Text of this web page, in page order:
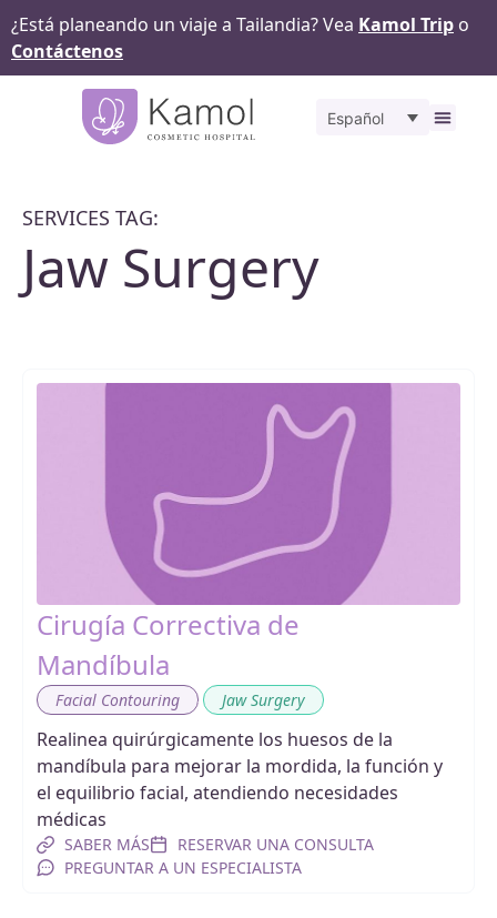
¿Está planeando un viaje a Tailandia? Vea Kamol Trip o
Contáctenos
Español
SERVICES TAG:
Jaw Surgery
Cirugía Correctiva de
Mandíbula
Facial Contouring Jaw Surgery
Realinea quirúrgicamente los huesos de la
mandíbula para mejorar la mordida, la función y
el equilibrio facial, atendiendo necesidades
médicas
SABER MÁS
RESERVAR UNA CONSULTA
PREGUNTAR A UN ESPECIALISTA